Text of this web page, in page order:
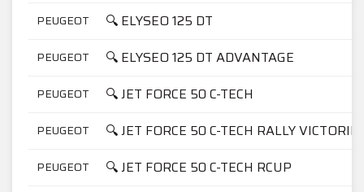
PEUGEOT 🔍 ELYSEO 125 DT
PEUGEOT 🔍 ELYSEO 125 DT ADVANTAGE
PEUGEOT 🔍 JET FORCE 50 C-TECH
PEUGEOT 🔍 JET FORCE 50 C-TECH RALLY
PEUGEOT 🔍 JET FORCE 50 C-TECH RCUP